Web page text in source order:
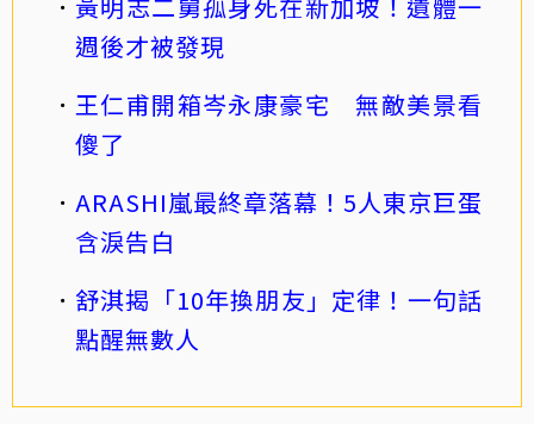
週後才被發現
王仁甫開箱岑永康豪宅 無敵美景看
傻了
ARASHI嵐最終章落幕！5人東京巨蛋
含淚告白
舒淇揭「10年換朋友」定律！一句話
點醒無數人